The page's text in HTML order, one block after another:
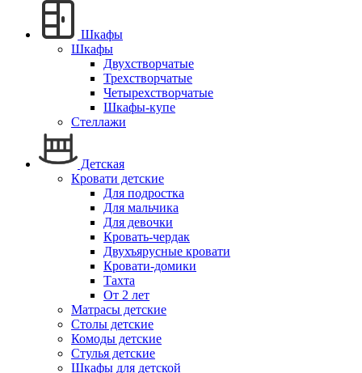
Шкафы
Шкафы
Двухстворчатые
Трехстворчатые
Четырехстворчатые
Шкафы-купе
Стеллажи
Детская
Кровати детские
Для подростка
Для мальчика
Для девочки
Кровать-чердак
Двухъярусные кровати
Кровати-домики
Тахта
От 2 лет
Матрасы детские
Столы детские
Комоды детские
Стулья детские
Шкафы для детской